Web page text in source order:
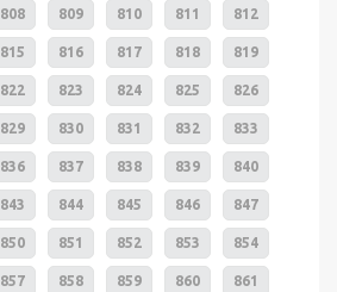
808 809 810 811 812
815 816 817 818 819
822 823 824 825 826
829 830 831 832 833
836 837 838 839 840
843 844 845 846 847
850 851 852 853 854
857 858 859 860 861